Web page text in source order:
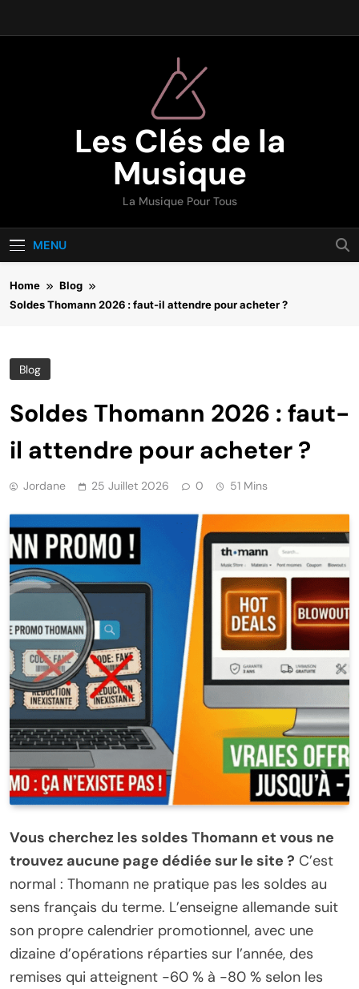
Les Clés de la
Musique
La Musique Pour Tous
MENU
Home
Blog
Soldes Thomann 2026 : faut-il attendre pour acheter ?
Blog
Soldes Thomann 2026 : faut-
il attendre pour acheter ?
Jordane 25 Juillet 2026 0 51 Mins
Vous cherchez les soldes Thomann et vous ne
trouvez aucune page dédiée sur le site ? C’est
normal : Thomann ne pratique pas les soldes au
sens français du terme. L’enseigne allemande suit
son propre calendrier promotionnel, avec une
dizaine d’opérations réparties sur l’année, des
remises qui atteignent -60 % à -80 % selon les